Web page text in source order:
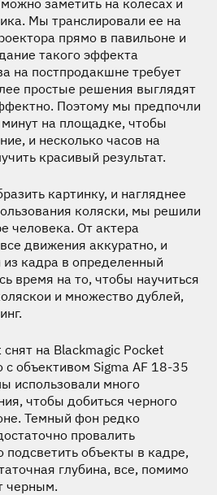
Мы транслировали ее на
прямо в павильоне и
такого эффекта
на постпродакшне требует
простые решения выглядят
Поэтому мы предпочли
на площадке, чтобы
и несколько часов на
красивый результат.
картинку, и нагляднее
коляски, мы решили
человека. От актера
движения аккуратно, и
кадра в определенный
время на то, чтобы научиться
и множество дублей,
снят на Blackmagic Pocket
с объективом Sigma AF 18-35
использовали много
чтобы добиться черного
Темный фон редко
провалить
подсветить объекты в кадре,
глубина, все, помимо
черным.